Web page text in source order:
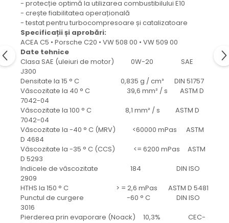
Grup electropompa
Bolturi, role si bucsi
MAMMUT LIFT
Mecanice
Electrice
Hidraulice
Motor electric si pompa hidraulica
Cilindru hidraulic si protectie
burduf
ERHEL - HYDRIS
Hidraulice
Electrice
Mecanice
Role, bucse si bolturi
Motoras electric si pompa
Cilindri si burdufuri protectie
- protecție optimă la utilizarea combustibilului E10
- crește fiabilitatea operațională
- testat pentru turbocompresoare și catalizatoare
Specificații și aprobări:
ACEA C5 • Porsche C20 • VW 508 00 • VW 509 00
Date tehnice
Clasa SAE (uleiuri de motor) 0W-20 SAE
J300
Densitate la 15 ° C 0,835 g / cm³ DIN 51757
Vâscozitate la 40 ° C 39,6 mm² / s ASTM D
7042-04
Vâscozitate la 100 ° C 8,1 mm² / s ASTM D
7042-04
Vâscozitate la -40 ° C (MRV) <60000 mPas ASTM
D 4684
Vâscozitate la -35 ° C (CCS) <= 6200 mPas ASTM
D 5293
Indicele de vâscozitate 184 DIN ISO
2909
HTHS la 150 ° C > = 2,6 mPas ASTM D 5481
Punctul de curgere -60 ° C DIN ISO
3016
Pierderea prin evaporare (Noack) 10,3% CEC-